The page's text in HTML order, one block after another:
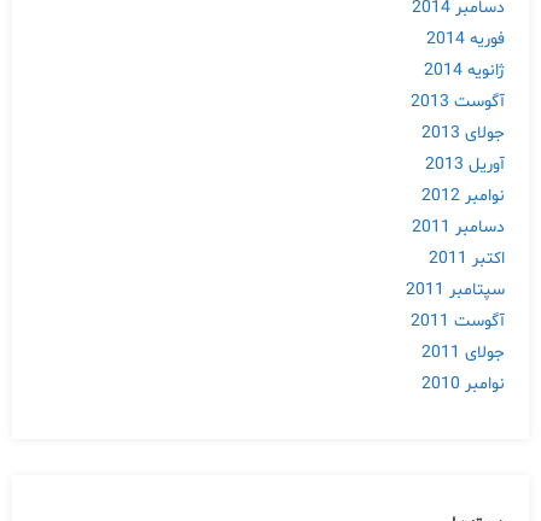
دسامبر 2014
فوریه 2014
ژانویه 2014
آگوست 2013
جولای 2013
آوریل 2013
نوامبر 2012
دسامبر 2011
اکتبر 2011
سپتامبر 2011
آگوست 2011
جولای 2011
نوامبر 2010